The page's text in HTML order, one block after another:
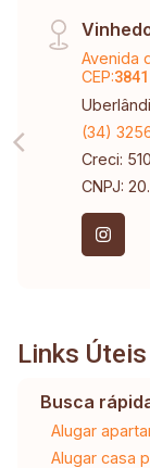
imóvel
segurança
um dos
região.
Avenida
CEP:
(34)
Creci:
CNPJ:
Links Úteis
Busca
Alugar
Alugar casa